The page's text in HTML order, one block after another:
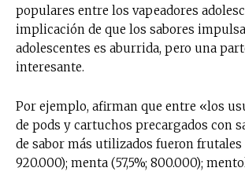
populares entre los vapeadores
implicación de que los sabores
adolescentes es aburrida, pero una
interesante.
Por ejemplo, afirman que entre «los
de pods y cartuchos precargados con
de sabor más utilizados fueron frutales
920.000); menta (57,5%; 800.000);